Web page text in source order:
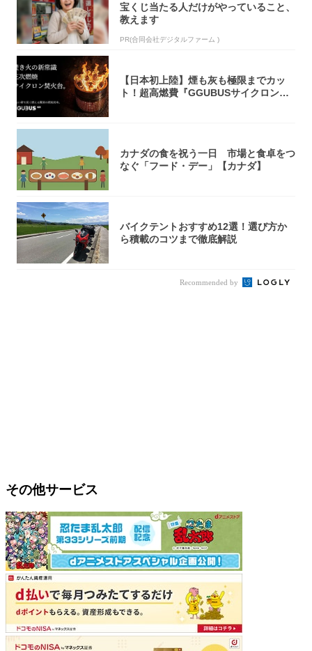
宝くじ当たる人だけがやっていること、
教えます
PR(合同会社デジタルファーム )
【日本初上陸】煙も灰も極限までカッ
ト！超高燃費『GGUBUSサイクロン焚
カナダの食を祝う一日 市場と食卓をつ
なぐ「フード・デー」【カナダ】
バイクテントおすすめ12選！選び方か
ら積載のコツまで徹底解説
Recommended by
その他サービス